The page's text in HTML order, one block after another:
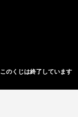
このくじは終了しています